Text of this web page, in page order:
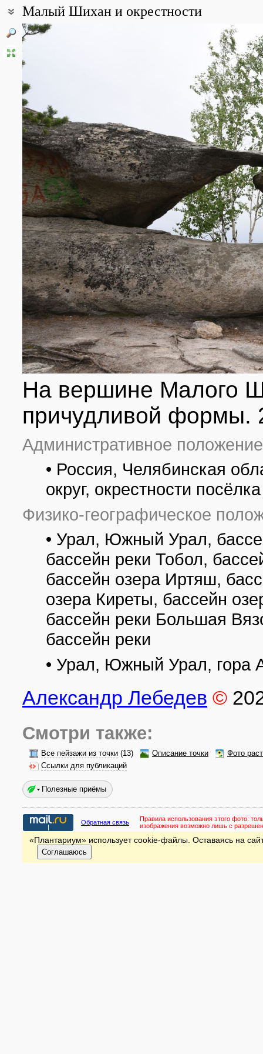
Малый Шихан и окрестности
Координаты:
55° 59′ 47.28″ с.ш., 60° 29′ 43.92″ в.д. (смотреть на картах
Google
Аракульский Шихан состоит из Малого, Среднего и Большого
Малый Шихан – это северный отрог горы Аракуль
многочисленные углубления в гранитных скалах в виде
Все фотографии Фото растений и лишайников(3)
На вершине Малого
причудливой формы.
Административное
• Россия, Челябинская
округ, окрестности
Физико-географическое
• Урал, Южный Урал,
бассейн реки Тобол,
бассейн озера Иртяш,
озера Киреты, бассейн
бассейн реки Большая
бассейн реки
• Урал, Южный Урал, гора
Александр Лебедев ©
Смотри также:
Все пейзажи из точки (13) Описание точки
Фото
Ссылки для публикаций
Полезные приёмы
Обратная связь Правила использования этого фото:
изображения возможно лишь с
«Плантариум» использует cookie-файлы. Оставаясь на
Соглашаюсь